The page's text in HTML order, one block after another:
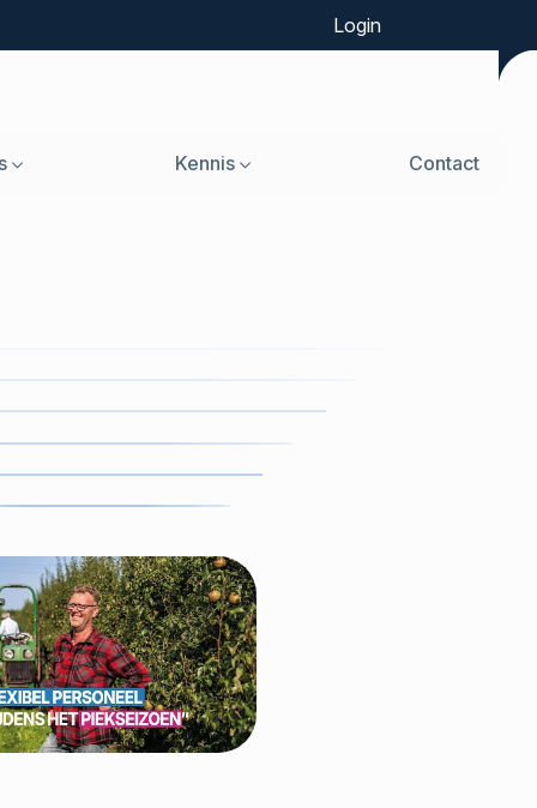
Login
Kennis Contact